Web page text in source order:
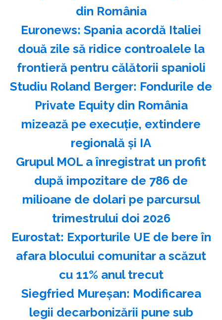
din România
Euronews: Spania acordă Italiei
două zile să ridice controalele la
frontieră pentru călătorii spanioli
Studiu Roland Berger: Fondurile de
Private Equity din România
mizează pe execuţie, extindere
regională şi IA
Grupul MOL a înregistrat un profit
după impozitare de 786 de
milioane de dolari pe parcursul
trimestrului doi 2026
Eurostat: Exporturile UE de bere în
afara blocului comunitar a scăzut
cu 11% anul trecut
Siegfried Mureşan: Modificarea
legii decarbonizării pune sub